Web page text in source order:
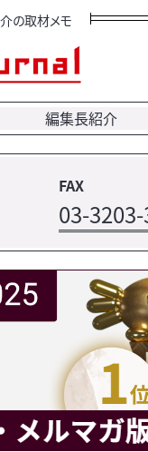
の取材メモ
編集長紹介
FAX
03-